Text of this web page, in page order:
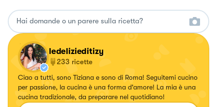
ledelizieditizy
233 ricette
Ciao a tutti, sono Tiziana e sono di Roma! Seguitemi cucino
per passione, la cucina è una forma d'amore! La mia è una
cucina tradizionale, da preparare nel quotidiano!